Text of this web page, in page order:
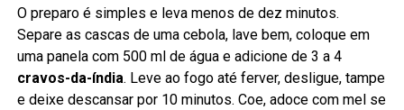
O preparo é simples e leva menos de dez minutos.
Separe as cascas de uma cebola, lave bem, coloque em
uma panela com 500 ml de água e adicione de 3 a 4
cravos-da-índia. Leve ao fogo até ferver, desligue, tampe
e deixe descansar por 10 minutos. Coe, adoce com mel se